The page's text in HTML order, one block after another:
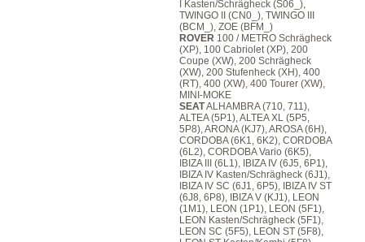
I Kasten/Schrägheck (S06_),
TWINGO II (CN0_), TWINGO III
(BCM_), ZOE (BFM_)
ROVER 100 / METRO Schrägheck
(XP), 100 Cabriolet (XP), 200
Coupe (XW), 200 Schrägheck
(XW), 200 Stufenheck (XH), 400
(RT), 400 (XW), 400 Tourer (XW),
MINI-MOKE
SEATALHAMBRA (710, 711),
ALTEA (5P1), ALTEA XL (5P5,
5P8), ARONA (KJ7), AROSA (6H),
CORDOBA (6K1, 6K2), CORDOBA
(6L2), CORDOBA Vario (6K5),
IBIZA III (6L1), IBIZA IV (6J5, 6P1),
IBIZA IV Kasten/Schrägheck (6J1),
IBIZA IV SC (6J1, 6P5), IBIZA IV ST
(6J8, 6P8), IBIZA V (KJ1), LEON
(1M1), LEON (1P1), LEON (5F1),
LEON Kasten/Schrägheck (5F1),
LEON SC (5F5), LEON ST (5F8),